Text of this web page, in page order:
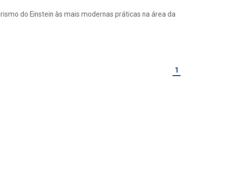
do Einstein às mais modernas práticas na área da
1